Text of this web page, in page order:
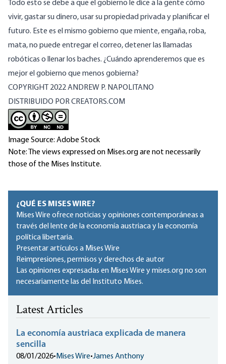
Todo esto se debe a que el gobierno le dice a la gente cómo
vivir, gastar su dinero, usar su propiedad privada y planificar el
futuro. Este es el mismo gobierno que miente, engaña, roba,
mata, no puede entregar el correo, detener las llamadas
robóticas o llenar los baches. ¿Cuándo aprenderemos que es
mejor el gobierno que menos gobierna?
COPYRIGHT 2022 ANDREW P. NAPOLITANO
DISTRIBUIDO POR CREATORS.COM
Image Source: Adobe Stock
Note: The views expressed on Mises.org are not necessarily
those of the Mises Institute.
¿QUÉ ES MISES WIRE?
Mises Wire ofrece noticias y opiniones contemporáneas a
través del lente de la economía austriaca y la economía
política libertaria.
Presentar artículos a Mises Wire
Reimpresiones, permisos y derechos de autor
Las opiniones expresadas en Mises Wire y mises.org no son
necesariamente las del Instituto Mises.
Latest Articles
La economía austriaca explicada de manera
sencilla
08/01/2026• Mises Wire•James Anthony